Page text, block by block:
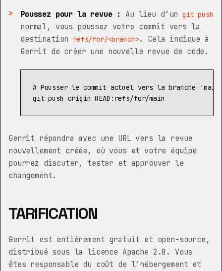
Poussez pour la revue : Au lieu d’ungit push
normal, vous poussez votre commit vers la
destination
refs/for/<branch>. Cela indique à
Gerrit de créer une nouvelle revue de code.
# Pousser le commit actuel vers la branche
Gerrit répondra avec une URL vers la revue
nouvellement créée, où vous et votre équipe
pourrez discuter, tester et approuver le
changement.
TARIFICATION
Gerrit est entièrement gratuit et open-source,
distribué sous la licence Apache 2.0. Vous
êtes responsable du coût de l’hébergement et